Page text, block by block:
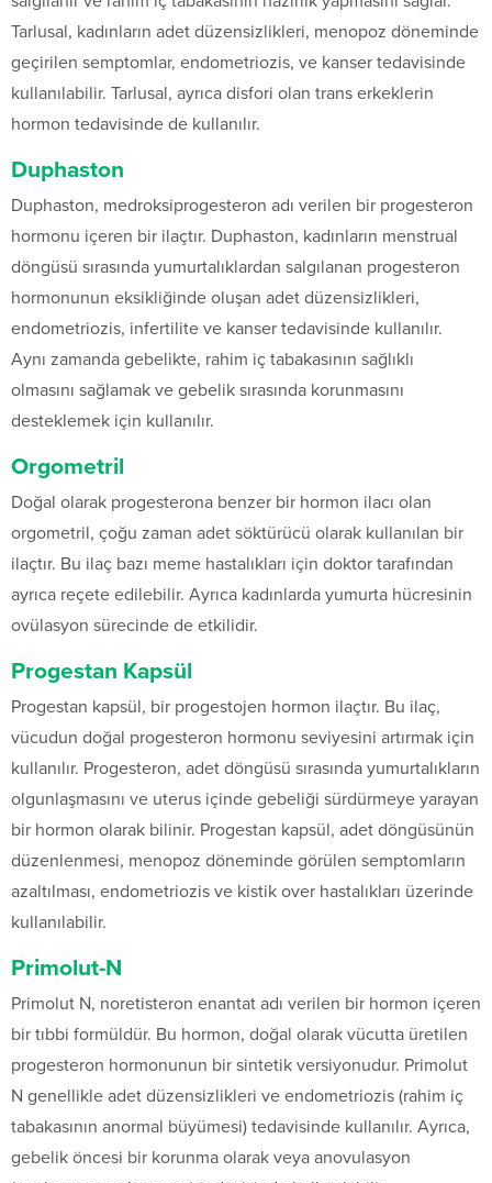
Tarlusal, kadınların adet düzensizlikleri, menopoz döneminde
geçirilen semptomlar, endometriozis, ve kanser tedavisinde
kullanılabilir. Tarlusal, ayrıca disfori olan trans erkeklerin
hormon tedavisinde de kullanılır.
Duphaston
Duphaston, medroksiprogesteron adı verilen bir progesteron
hormonu içeren bir ilaçtır. Duphaston, kadınların menstrual
döngüsü sırasında yumurtalıklardan salgılanan progesteron
hormonunun eksikliğinde oluşan adet düzensizlikleri,
endometriozis, infertilite ve kanser tedavisinde kullanılır.
Aynı zamanda gebelikte, rahim iç tabakasının sağlıklı
olmasını sağlamak ve gebelik sırasında korunmasını
desteklemek için kullanılır.
Orgometril
Doğal olarak progesterona benzer bir hormon ilacı olan
orgometril, çoğu zaman adet söktürücü olarak kullanılan bir
ilaçtır. Bu ilaç bazı meme hastalıkları için doktor tarafından
ayrıca reçete edilebilir. Ayrıca kadınlarda yumurta hücresinin
ovülasyon sürecinde de etkilidir.
Progestan Kapsül
Progestan kapsül, bir progestojen hormon ilaçtır. Bu ilaç,
vücudun doğal progesteron hormonu seviyesini artırmak için
kullanılır. Progesteron, adet döngüsü sırasında yumurtalıkların
olgunlaşmasını ve uterus içinde gebeliği sürdürmeye yarayan
bir hormon olarak bilinir. Progestan kapsül, adet döngüsünün
düzenlenmesi, menopoz döneminde görülen semptomların
azaltılması, endometriozis ve kistik over hastalıkları üzerinde
kullanılabilir.
Primolut-N
Primolut N, noretisteron enantat adı verilen bir hormon içeren
bir tıbbi formüldür. Bu hormon, doğal olarak vücutta üretilen
progesteron hormonunun bir sintetik versiyonudur. Primolut
N genellikle adet düzensizlikleri ve endometriozis (rahim iç
tabakasının anormal büyümesi) tedavisinde kullanılır. Ayrıca,
gebelik öncesi bir korunma olarak veya anovulasyon